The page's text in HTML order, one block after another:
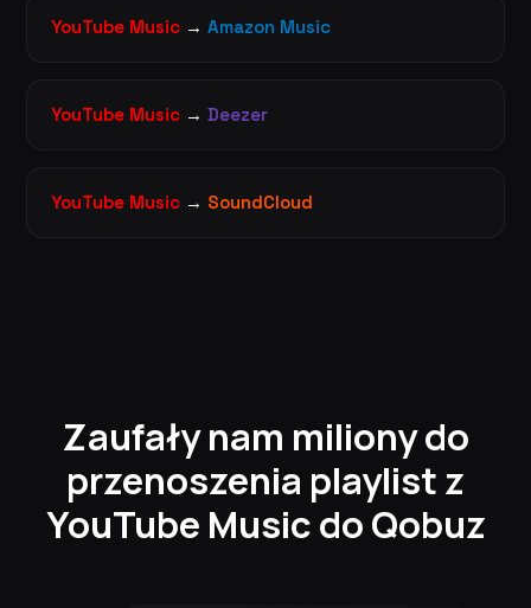
YouTube Music → Amazon Music
YouTube Music → Deezer
YouTube Music → SoundCloud
Zaufały nam miliony do
przenoszenia playlist z
YouTube Music do Qobuz